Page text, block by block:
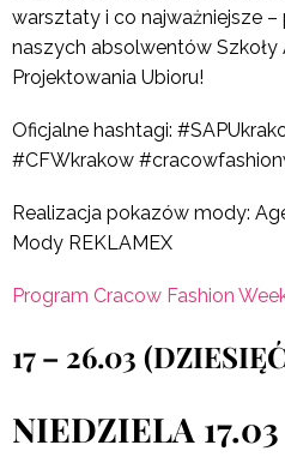
warsztaty i co najważniejsze
naszych absolwentów
Projektowania Ubioru!
Oficjalne hashtagi:
#CFWkrakow
Realizacja pokazów mody:
Mody REKLAMEX
Program Cracow Fashion
17 – 26.03
NIEDZIELA 17.03